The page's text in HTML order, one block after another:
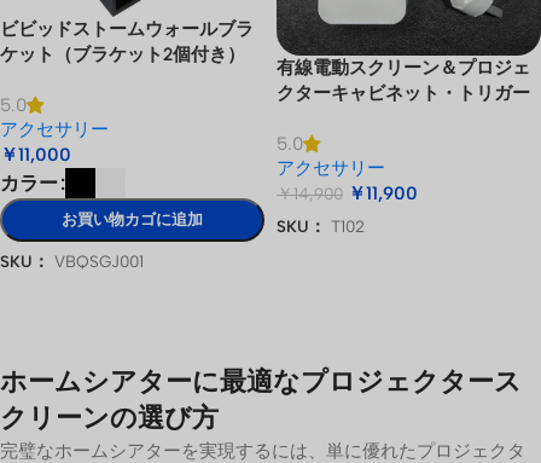
ビビッドストームウォールブラ
ケット（ブラケット2個付き）
5.0
アクセサリー
￥11,000
カラー
お買い物カゴに追加
SKU： VBQSGJ001
有線電動スクリーン＆プロジェ
クターキャビネット・トリガー
5.0
アクセサリー
￥14,900 ￥11,900
SKU： T102
ホームシアターに最適なプロジェクタース
クリーンの選び方
完璧なホームシアターを実現するには、単に優れたプロジェクタ